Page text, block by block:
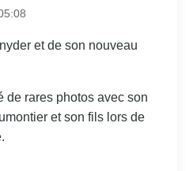
et de son nouveau
de rares photos avec son
et son fils lors de